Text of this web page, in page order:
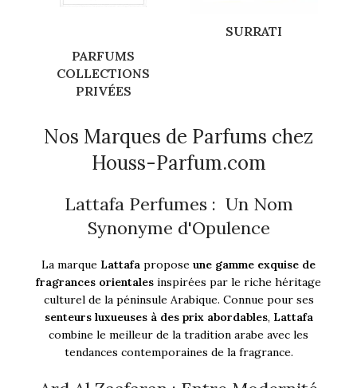
PARFUMS
COLLECTIONS
PRIVÉES
SURRATI
Nos Marques de Parfums chez
Houss-Parfum.com
Lattafa Perfumes : Un Nom
Synonyme d'Opulence
La marque Lattafa propose une gamme exquise de
fragrances orientales inspirées par le riche héritage
culturel de la péninsule Arabique. Connue pour ses
senteurs luxueuses à des prix abordables, Lattafa
combine le meilleur de la tradition arabe avec les
tendances contemporaines de la fragrance.